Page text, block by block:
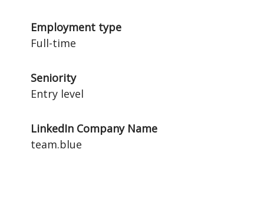
Employment type
Full-time
Seniority
Entry level
LinkedIn Company Name
team.blue